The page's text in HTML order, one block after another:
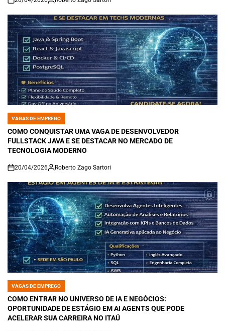
on
POSTED
IN
VAGAS DE EMPREGO
COMO CONQUISTAR UMA VAGA DE DESENVOLVEDOR
FULLSTACK JAVA E SE DESTACAR NO MERCADO DE
TECNOLOGIA MODERNO
on
20/04/2026 Roberto Zago Sartori
POSTED
IN
VAGAS DE EMPREGO
COMO ENTRAR NO UNIVERSO DE IA E NEGÓCIOS:
OPORTUNIDADE DE ESTÁGIO EM AI AGENTS QUE PODE
ACELERAR SUA CARREIRA NO ITAÚ